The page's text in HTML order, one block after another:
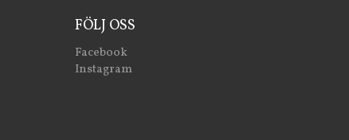
FÖLJ OSS
Facebook
Instagram